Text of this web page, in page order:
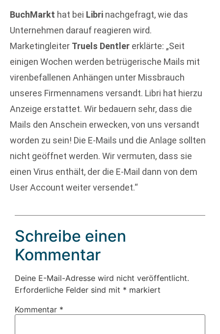
BuchMarkt hat bei Libri nachgefragt, wie das
Unternehmen darauf reagieren wird.
Marketingleiter Truels Dentler erklärte: „Seit
einigen Wochen werden betrügerische Mails mit
virenbefallenen Anhängen unter Missbrauch
unseres Firmennamens versandt. Libri hat hierzu
Anzeige erstattet. Wir bedauern sehr, dass die
Mails den Anschein erwecken, von uns versandt
worden zu sein! Die E-Mails und die Anlage sollten
nicht geöffnet werden. Wir vermuten, dass sie
einen Virus enthält, der die E-Mail dann von dem
User Account weiter versendet.“
Schreibe einen
Kommentar
Deine E-Mail-Adresse wird nicht veröffentlicht.
Erforderliche Felder sind mit * markiert
Kommentar *